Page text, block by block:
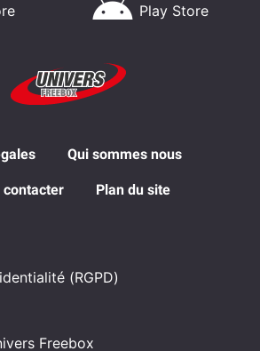
Play Store
Qui sommes nous
contacter Plan du site
(RGPD)
Freebox